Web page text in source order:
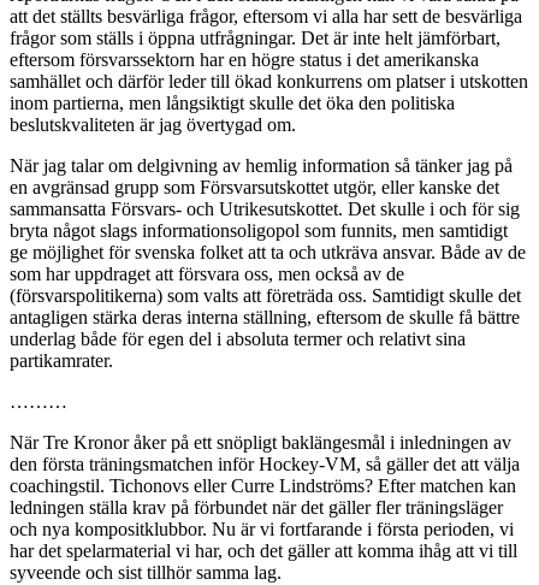
att det ställts besvärliga frågor, eftersom vi alla har sett de besvärliga
frågor som ställs i öppna utfrågningar. Det är inte helt jämförbart,
eftersom försvarssektorn har en högre status i det amerikanska
samhället och därför leder till ökad konkurrens om platser i utskotten
inom partierna, men långsiktigt skulle det öka den politiska
beslutskvaliteten är jag övertygad om.
När jag talar om delgivning av hemlig information så tänker jag på
en avgränsad grupp som Försvarsutskottet utgör, eller kanske det
sammansatta Försvars- och Utrikesutskottet. Det skulle i och för sig
bryta något slags informationsoligopol som funnits, men samtidigt
ge möjlighet för svenska folket att ta och utkräva ansvar. Både av de
som har uppdraget att försvara oss, men också av de
(försvarspolitikerna) som valts att företräda oss. Samtidigt skulle det
antagligen stärka deras interna ställning, eftersom de skulle få bättre
underlag både för egen del i absoluta termer och relativt sina
partikamrater.
………
När Tre Kronor åker på ett snöpligt baklängesmål i inledningen av
den första träningsmatchen inför Hockey-VM, så gäller det att välja
coachingstil. Tichonovs eller Curre Lindströms? Efter matchen kan
ledningen ställa krav på förbundet när det gäller fler träningsläger
och nya kompositklubbor. Nu är vi fortfarande i första perioden, vi
har det spelarmaterial vi har, och det gäller att komma ihåg att vi till
syveende och sist tillhör samma lag.